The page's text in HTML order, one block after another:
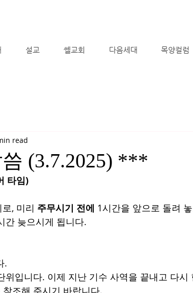
설교 쎌교회 다음세대 목양컬럼
(3.7.2025) ***
read
타임)
, 미리 주무시기 전에 1시간을 앞으로 돌려
간 늦으시게 됩니다.
.
위입니다. 이제 지난 기수 사역을 끝내고 다시
조해 주시기 바랍니다.